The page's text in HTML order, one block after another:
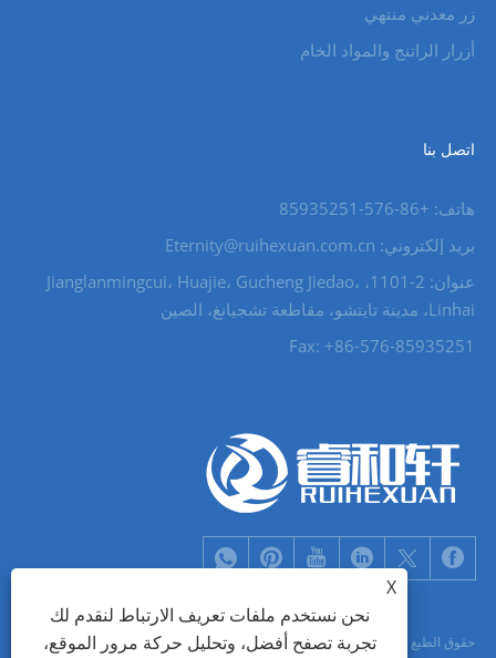
زر معدني منتهي
أزرار الراتنج والمواد الخام
اتصل بنا
هاتف: +86-576-85935251
بريد إلكتروني: Eternity@ruihexuan.com.cn
عنوان: 2-1101، Jianglanmingcui، Huajie، Gucheng Jiedao،
Linhai، مدينة تايتشو، مقاطعة تشجيانغ، الصين
Fax: +86-576-85935251
X
نحن نستخدم ملفات تعريف الارتباط لنقدم لك
تجربة تصفح أفضل، وتحليل حركة مرور الموقع،